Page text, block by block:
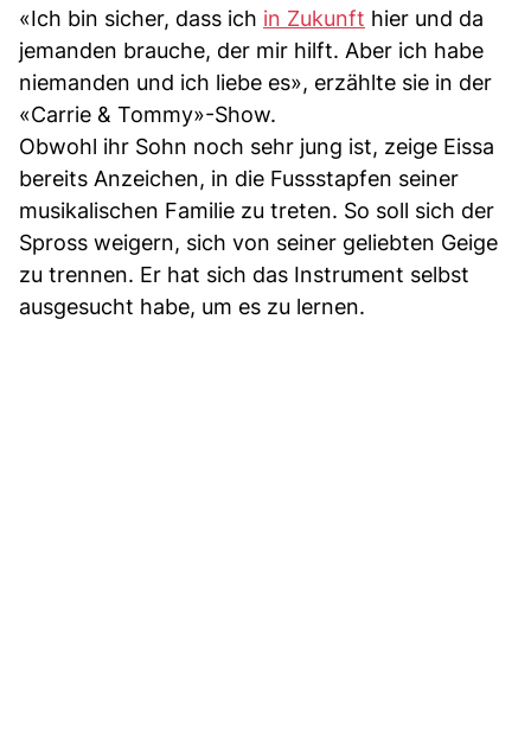
«Ich bin sicher, dass ich in Zukunft hier und da
jemanden brauche, der mir hilft. Aber ich habe
niemanden und ich liebe es», erzählte sie in der
«Carrie & Tommy»-Show.
Obwohl ihr Sohn noch sehr jung ist, zeige Eissa
bereits Anzeichen, in die Fussstapfen seiner
musikalischen Familie zu treten. So soll sich der
Spross weigern, sich von seiner geliebten Geige
zu trennen. Er hat sich das Instrument selbst
ausgesucht habe, um es zu lernen.